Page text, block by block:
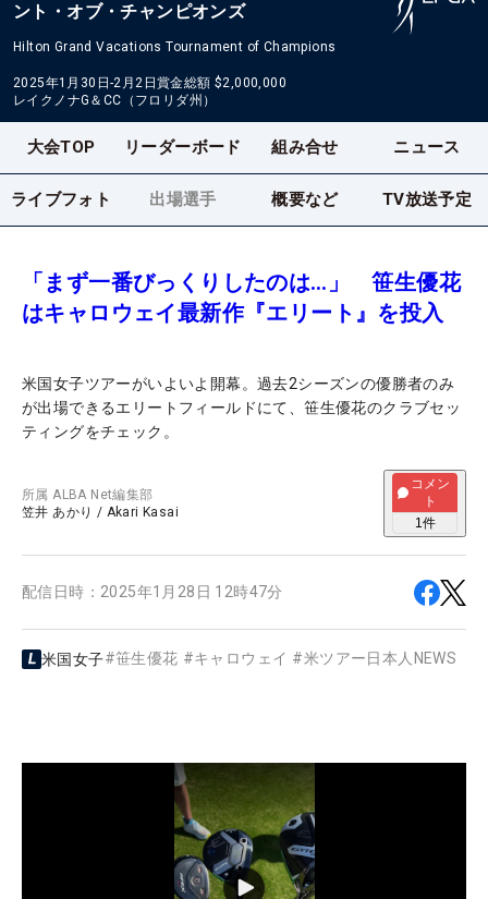
ント・オブ・チャンピオンズ
Hilton Grand Vacations Tournament of Champions
2025年1月30日-2月2日賞金総額 $2,000,000
レイクノナG＆CC（フロリダ州）
大会TOP リーダーボード 組み合せ ニュース
ライブフォト 出場選手 概要など TV放送予定
「まず一番びっくりしたのは…」 笹生優花
はキャロウェイ最新作『エリート』を投入
米国女子ツアーがいよいよ開幕。過去2シーズンの優勝者のみ
が出場できるエリートフィールドにて、笹生優花のクラブセッ
ティングをチェック。
所属ALBA Net編集部
笠井 あかり / Akari Kasai
コメン
ト
1件
配信日時： 2025年1月28日 12時47分
米国女子#笹生優花 #キャロウェイ #米ツアー日本人NEWS